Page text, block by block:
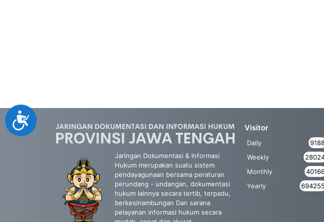
Accessibility
Jaringan Dokumentasi & Informasi
Hukum merupakan suatu sistem
pendayagunaan bersama peraturan
perundang - undangan, dokumentasi
hukum lainnya secara tertib, terpadu,
berkesinambungan Dan sarana
pelayanan informasi hukum secara
Visitor
Daily
Weekly
Monthly
Yearly
694255